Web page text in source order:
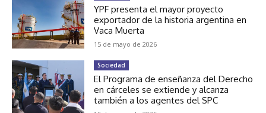
YPF presenta el mayor proyecto
exportador de la historia argentina en
Vaca Muerta
15 de mayo de 2026
Sociedad
El Programa de enseñanza del Derecho
en cárceles se extiende y alcanza
también a los agentes del SPC